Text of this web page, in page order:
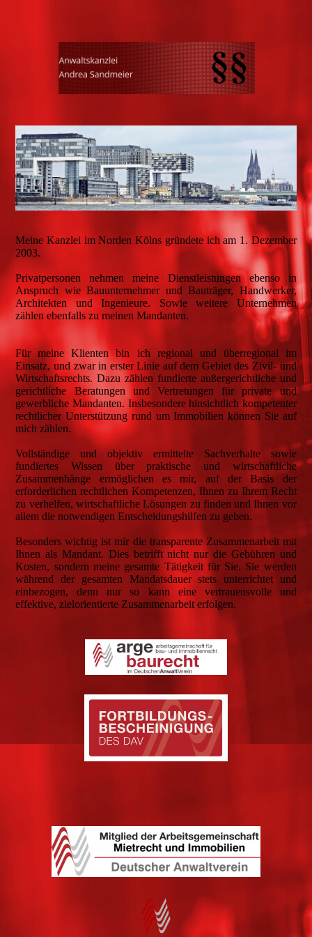
Meine Kanzlei im Norden Kölns gründete ich am 1. Dezember
2003.
Privatpersonen nehmen meine Dienstleistungen ebenso in
Anspruch wie Bauunternehmer und Bauträger, Handwerker,
Architekten und Ingenieure. Sowie weitere Unternehmen
zählen ebenfalls zu meinen Mandanten.
Für meine Klienten bin ich regional und überregional im
Einsatz, und zwar in erster Linie auf dem Gebiet des Zivil- und
Wirtschaftsrechts. Dazu zählen fundierte außergerichtliche und
gerichtliche Beratungen und Vertretungen für private und
gewerbliche Mandanten. Insbesondere hinsichtlich kompetenter
rechtlicher Unterstützung rund um Immobilien können Sie auf
mich zählen.
Vollständige und objektiv ermittelte Sachverhalte sowie
fundiertes Wissen über praktische und wirtschaftliche
Zusammenhänge ermöglichen es mir, auf der Basis der
erforderlichen rechtlichen Kompetenzen, Ihnen zu Ihrem Recht
zu verhelfen, wirtschaftliche Lösungen zu finden und Ihnen vor
allem die notwendigen Entscheidungshilfen zu geben.
Besonders wichtig ist mir die transparente Zusammenarbeit mit
Ihnen als Mandant. Dies betrifft nicht nur die Gebühren und
Kosten, sondern meine gesamte Tätigkeit für Sie. Sie werden
während der gesamten Mandatsdauer stets unterrichtet und
einbezogen, denn nur so kann eine vertrauensvolle und
effektive, zielorientierte Zusammenarbeit erfolgen.